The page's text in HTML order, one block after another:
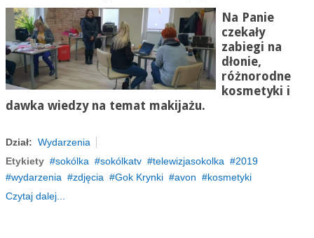
Na Panie
czekały
zabiegi na
dłonie,
różnorodne
kosmetyki i
dawka wiedzy na temat makijażu.
Dział: Wydarzenia
Etykiety
sokólka sokólkatv telewizjasokolka
2019
wydarzenia
zdjęcia Gok Krynki avon
kosmetyki
Czytaj dalej...